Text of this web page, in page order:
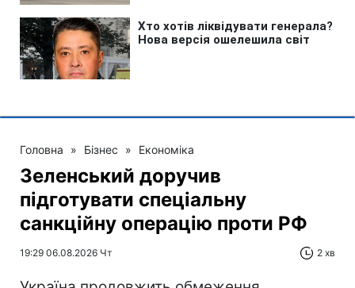
Головна » Бізнес » Економіка
Зеленський доручив
підготувати спеціальну
санкційну операцію проти РФ
19:29 06.08.2026 Чт 2 хв